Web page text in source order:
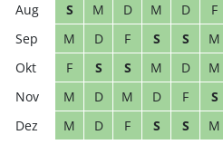
S
M D M D F
M
D F S S M
F
S S M D M
M
D M D F S
M
D F S S M